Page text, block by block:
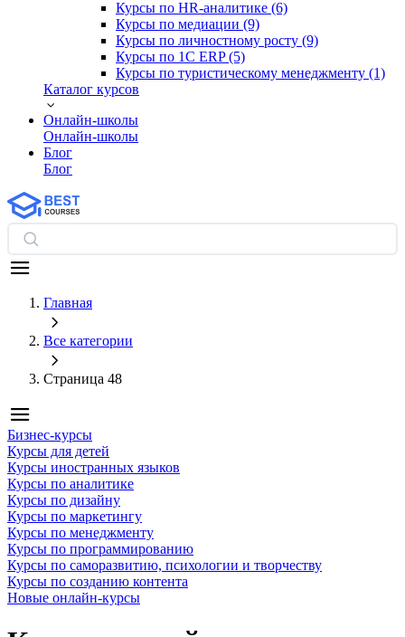
Курсы по HR-аналитике (6)
Курсы по медиации (9)
Курсы по личностному росту (9)
Курсы по 1С ERP (5)
Курсы по туристическому менеджменту (1)
Каталог курсов
Онлайн-школы
Онлайн-школы
Блог
Блог
Главная
Все категории
Страница 48
Бизнес-курсы
Курсы для детей
Курсы иностранных языков
Курсы по аналитике
Курсы по дизайну
Курсы по маркетингу
Курсы по менеджменту
Курсы по программированию
Курсы по саморазвитию, психологии и творчеству
Курсы по созданию контента
Новые онлайн‑курсы